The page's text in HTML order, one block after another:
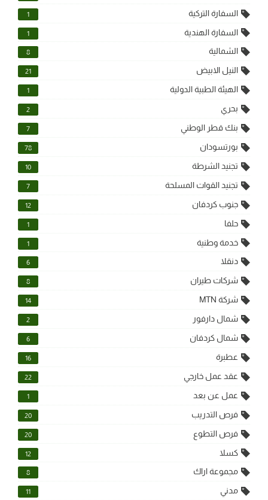
السفارة التركية 1
السفارة الهندية 1
الشمالية 8
النيل الابيض 21
الهيئة الطبية الدولية 1
بحري 2
بنك قطر الوطني 7
بورتسودان 78
تجنيد الشرطة 10
تجنيد القوات المسلحة 7
جنوب كردفان 12
حلفا 1
خدمة وطنية 1
دنقلا 6
شركات طيران 8
شركة MTN 14
شمال دارفور 2
شمال كردفان 6
عطبرة 16
عقد عمل خارجي 22
عمل عن بعد 1
فرص التدريب 20
فرص التطوع 20
كسلا 12
مجموعة اراك 8
مدني 11